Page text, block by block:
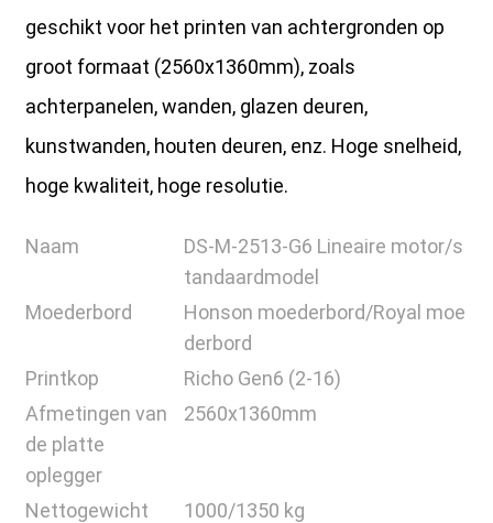
geschikt voor het printen van achtergronden op
groot formaat (2560x1360mm), zoals
achterpanelen, wanden, glazen deuren,
kunstwanden, houten deuren, enz. Hoge snelheid,
hoge kwaliteit, hoge resolutie.
Naam
DS-M-2513-G6 Lineaire motor/s
tandaardmodel
Moederbord
Honson moederbord/Royal moe
derbord
Printkop
Richo Gen6 (2-16)
Afmetingen van
de platte
oplegger
2560x1360mm
Nettogewicht 1000/1350 kg